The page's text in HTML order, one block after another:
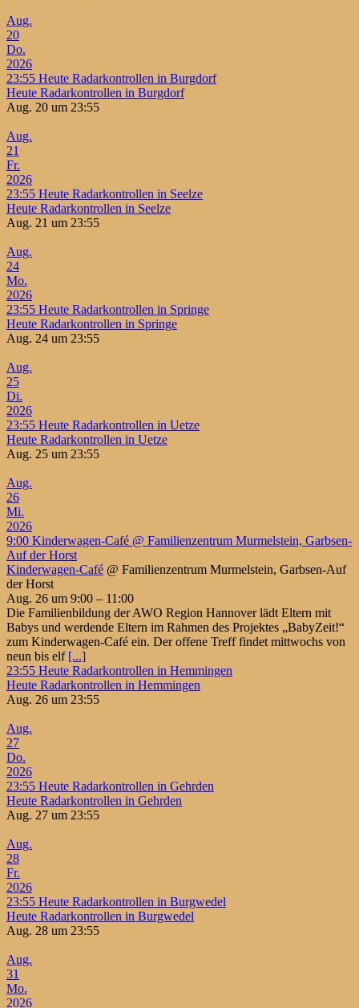
Aug.
20
Do.
2026
23:55 Heute Radarkontrollen in Burgdorf
Heute Radarkontrollen in Burgdorf
Aug. 20 um 23:55
Aug.
21
Fr.
2026
23:55 Heute Radarkontrollen in Seelze
Heute Radarkontrollen in Seelze
Aug. 21 um 23:55
Aug.
24
Mo.
2026
23:55 Heute Radarkontrollen in Springe
Heute Radarkontrollen in Springe
Aug. 24 um 23:55
Aug.
25
Di.
2026
23:55 Heute Radarkontrollen in Uetze
Heute Radarkontrollen in Uetze
Aug. 25 um 23:55
Aug.
26
Mi.
2026
9:00 Kinderwagen-Café @ Familienzentrum Murmelstein, Garbsen-
Auf der Horst
Kinderwagen-Café @ Familienzentrum Murmelstein, Garbsen-Auf
der Horst
Aug. 26 um 9:00 – 11:00
Die Familienbildung der AWO Region Hannover lädt Eltern mit
Babys und werdende Eltern im Rahmen des Projektes „BabyZeit!“
zum Kinderwagen-Café ein. Der offene Treff findet mittwochs von
neun bis elf [...]
23:55 Heute Radarkontrollen in Hemmingen
Heute Radarkontrollen in Hemmingen
Aug. 26 um 23:55
Aug.
27
Do.
2026
23:55 Heute Radarkontrollen in Gehrden
Heute Radarkontrollen in Gehrden
Aug. 27 um 23:55
Aug.
28
Fr.
2026
23:55 Heute Radarkontrollen in Burgwedel
Heute Radarkontrollen in Burgwedel
Aug. 28 um 23:55
Aug.
31
Mo.
2026